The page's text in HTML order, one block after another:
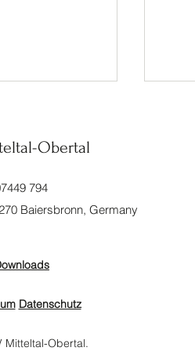
Obertal
Baiersbronn, Germany
794
Datenschutz
Mitteltal-Obertal.